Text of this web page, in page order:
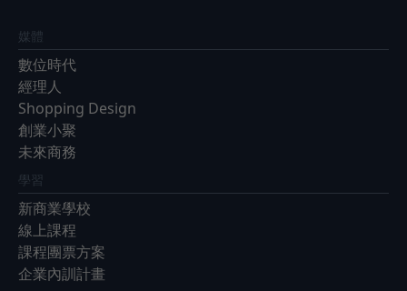
媒體
數位時代
經理人
Shopping Design
創業小聚
未來商務
學習
新商業學校
線上課程
課程團票方案
企業內訓計畫